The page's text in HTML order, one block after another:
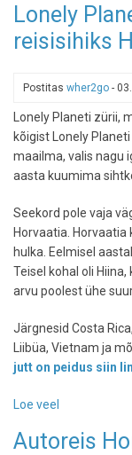
lennukiga
otse
Lonely
reisisihiks
Postitas wher2go -
Lonely Planeti zürii,
kõigist Lonely
maailma, valis nagu
aasta kuumima
Seekord pole vaja
Horvaatia.
hulka. Eelmisel
Teisel kohal oli
arvu poolest ühe
Järgnesid Costa
Liibüa, Vietnam ja
jutt on peidus siin
Loe veel
Planet
Autoreis